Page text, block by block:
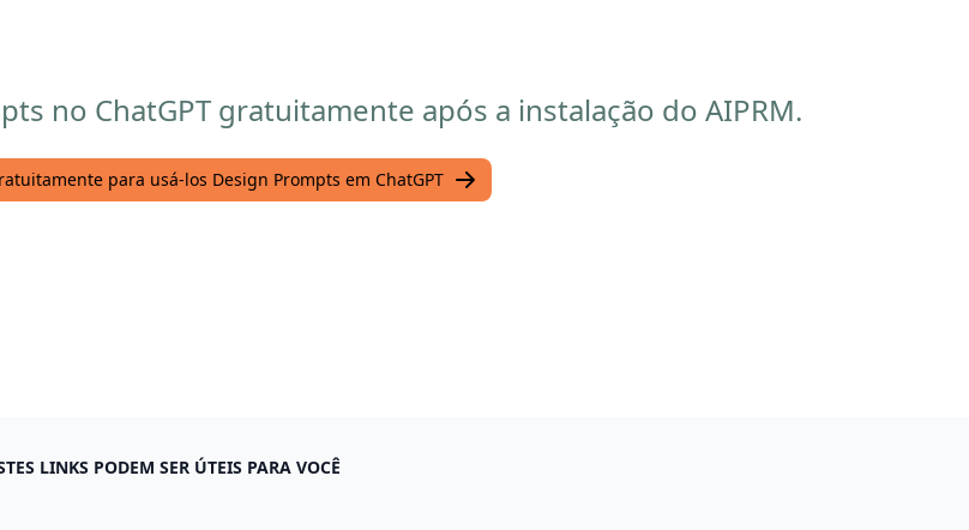
no ChatGPT gratuitamente após a instalação do AIPRM.
para usá-los Design Prompts em ChatGPT
LINKS PODEM SER ÚTEIS PARA VOCÊ